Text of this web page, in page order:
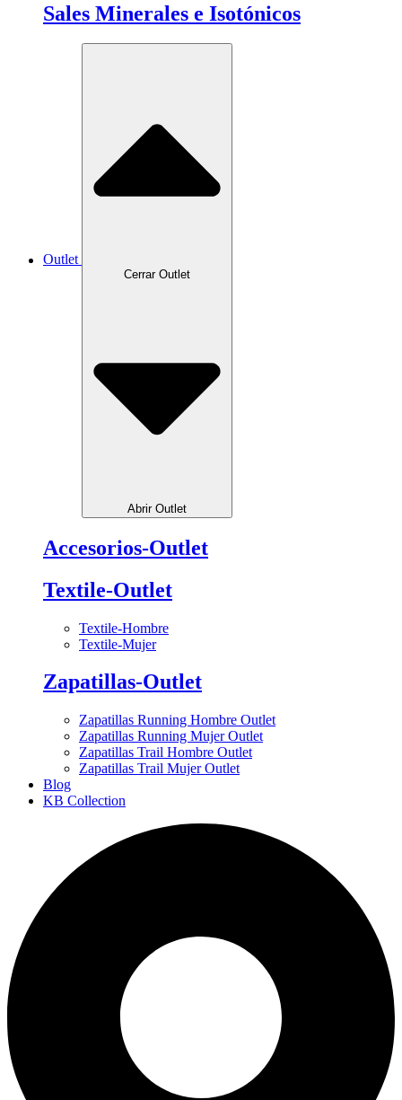
Sales Minerales e Isotónicos
Outlet
Cerrar Outlet
Abrir Outlet
Accesorios-Outlet
Textile-Outlet
Textile-Hombre
Textile-Mujer
Zapatillas-Outlet
Zapatillas Running Hombre Outlet
Zapatillas Running Mujer Outlet
Zapatillas Trail Hombre Outlet
Zapatillas Trail Mujer Outlet
Blog
KB Collection